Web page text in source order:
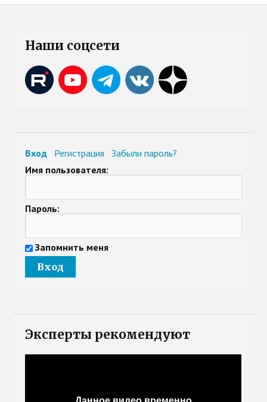
Наши соцсети
Вход Регистрация
Забыли пароль?
Имя пользователя:
Пароль:
Запомнить меня
Эксперты рекомендуют